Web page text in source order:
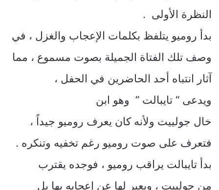
النظرة الأولى .
بدأ روميو يتلفظ بكلمات الإعجاب والغزل ، في
وصف تلك الفتاة الجميلة بصوت مسموع ، مما
آثار انتباه أحد الحاضرين في الحفل ،
ويدعى “ تايبالت ” وهو ابن
خال جولييت ولأنه كان يعرف روميو جيداً ،
فتعرف على صوت روميو رغم تخفيه وتنكره .
بدأ تايبالت يراقب روميو ، فوجده يقترب
من جولييت ، ويعبر لها عن إعجابه بها بل